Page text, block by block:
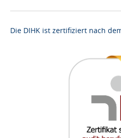
Die DIHK ist zertifiziert nach